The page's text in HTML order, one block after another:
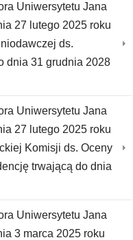
Uniwersytetu Jana
27 lutego 2025 roku
ds.
dnia 31 grudnia 2028
Uniwersytetu Jana
27 lutego 2025 roku
Komisji ds. Oceny
trwającą do dnia
Uniwersytetu Jana
3 marca 2025 roku